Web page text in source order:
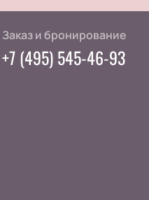
Заказ и бронирование
+7 (495) 545-46-93